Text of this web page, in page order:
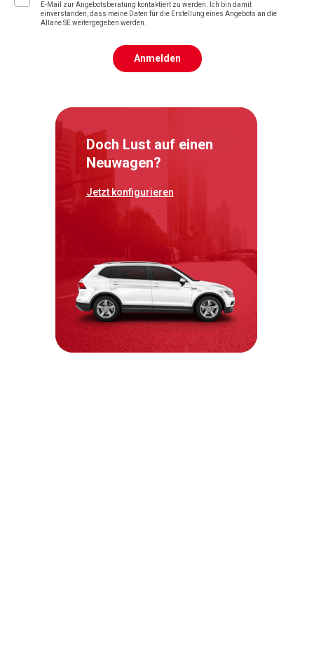
E-Mail zur Angebotsberatung kontaktiert zu werden. Ich bin damit
einverstanden, dass meine Daten für die Erstellung eines Angebots an die
Allane SE weitergegeben werden.
Anmelden
Doch Lust auf einen
Neuwagen?
Jetzt konfigurieren